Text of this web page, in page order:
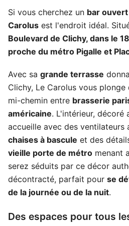
Si vous cherchez un bar
Carolus est l'endroit idéal.
Boulevard de Clichy, dans le
proche du métro Pigalle et
Avec sa grande terrasse
Clichy, Le Carolus vous plonge
mi-chemin entre brasserie
américaine. L'intérieur, décoré
accueille avec des ventilateurs
chaises à bascule et des
vieille porte de métro menant
serez séduits par ce décor
décontracté, parfait pour se
de la journée ou de la nuit.
Des espaces pour tous